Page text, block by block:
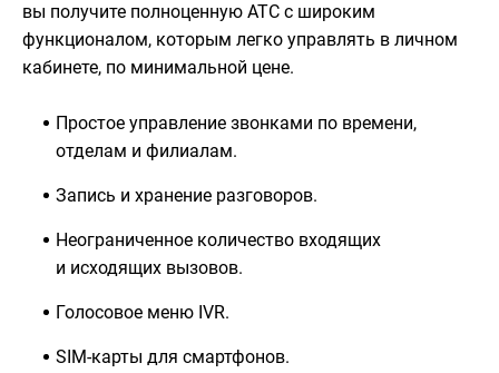
вы получите полноценную АТС с широким
функционалом, которым легко управлять в личном
кабинете, по минимальной цене.
Простое управление звонками по времени,
отделам и филиалам.
Запись и хранение разговоров.
Неограниченное количество входящих
и исходящих вызовов.
Голосовое меню IVR.
SIM-карты для смартфонов.